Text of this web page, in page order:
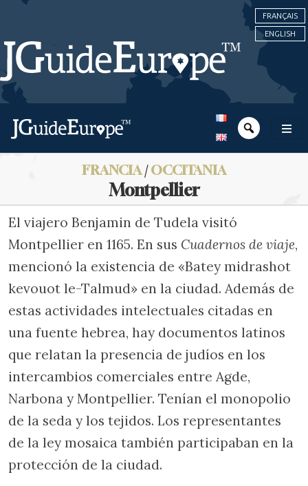
FRANÇAIS
ENGLISH
FRANCIA/OCCITANIA
Montpellier
El viajero Benjamin de Tudela visitó
Montpellier en 1165. En sus Cuadernos de viaje,
mencionó la existencia de «Batey midrashot
kevouot le-Talmud» en la ciudad. Además de
estas actividades intelectuales citadas en
una fuente hebrea, hay documentos latinos
que relatan la presencia de judíos en los
intercambios comerciales entre Agde,
Narbona y Montpellier. Tenían el monopolio
de la seda y los tejidos. Los representantes
de la ley mosaica también participaban en la
protección de la ciudad.